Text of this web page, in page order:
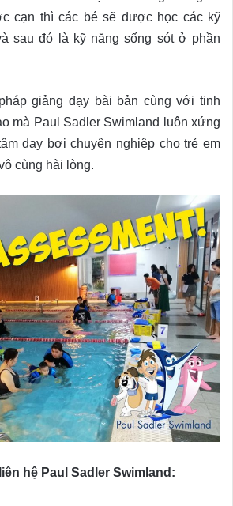
cạn thì các bé sẽ được học các kỹ
sau đó là kỹ năng sống sót ở phần
giảng dạy bài bản cùng với tinh
mà Paul Sadler Swimland luôn xứng
dạy bơi chuyên nghiệp cho trẻ em
cùng hài lòng.
hệ Paul Sadler Swimland: